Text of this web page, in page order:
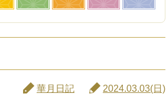
華月日記 2024.03.03(日)